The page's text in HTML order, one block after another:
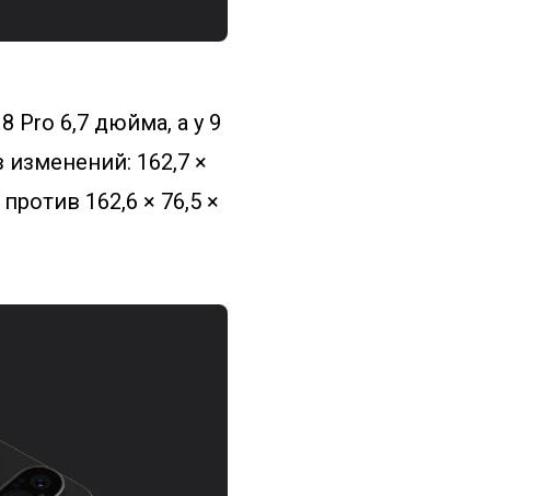
Pro 6,7 дюйма, а у 9
изменений: 162,7 ×
162,6 × 76,5 ×